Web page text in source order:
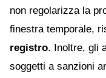
non regolarizza la
finestra temporale,
registro. Inoltre, gli
soggetti a sanzioni